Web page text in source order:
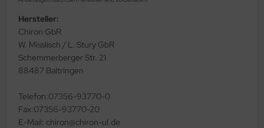
Hersteller:
Chiron GbR
W. Misslisch / L. Stury GbR
Schemmerberger Str. 21
88487 Baltringen
Telefon:07356-93770-0
Fax:07356-93770-20
E-Mail: chiron@chiron-ul.de